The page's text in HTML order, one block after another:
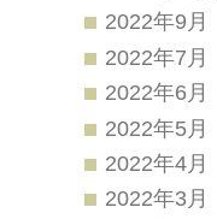
2022年9月
2022年7月
2022年6月
2022年5月
2022年4月
2022年3月